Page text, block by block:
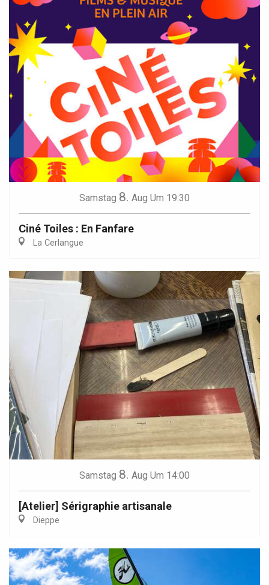
Samstag 8. Aug Um 19:30
Ciné Toiles : En Fanfare
La Cerlangue
Samstag 8. Aug Um 14:00
[Atelier] Sérigraphie artisanale
Dieppe